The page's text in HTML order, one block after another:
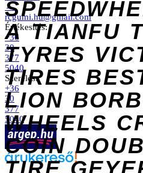
A TIANFU
TYRES
TIRES
LION
WHEELS
COIN
→
rcgumi.hu@gmail.com
Értékesítés:
+36
30
377
5040
Szerelés:
+36
30
377
5040